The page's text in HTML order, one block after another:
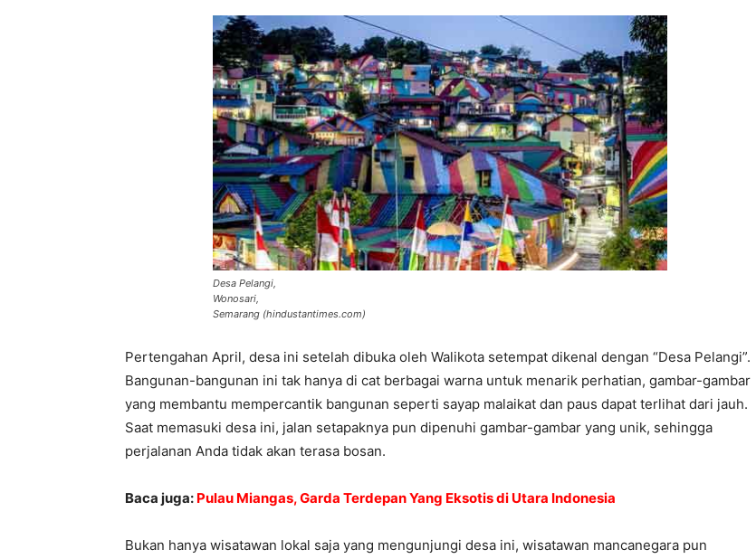
Desa Pelangi,
Wonosari,
Semarang (hindustantimes.com)
Pertengahan April, desa ini setelah dibuka oleh Walikota setempat dikenal dengan “Desa Pelangi”.
Bangunan-bangunan ini tak hanya di cat berbagai warna untuk menarik perhatian, gambar-gambar
yang membantu mempercantik bangunan seperti sayap malaikat dan paus dapat terlihat dari jauh.
Saat memasuki desa ini, jalan setapaknya pun dipenuhi gambar-gambar yang unik, sehingga
perjalanan Anda tidak akan terasa bosan.
Baca juga: Pulau Miangas, Garda Terdepan Yang Eksotis di Utara Indonesia
Bukan hanya wisatawan lokal saja yang mengunjungi desa ini, wisatawan mancanegara pun